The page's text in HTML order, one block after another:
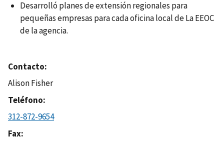
Desarrolló planes de extensión regionales para
pequeñas empresas para cada oficina local de La EEOC
de la agencia.
Contacto
Alison Fisher
Teléfono
312-872-9654
Fax